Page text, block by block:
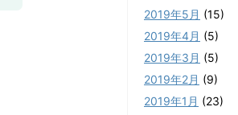
2019年5月 (15)
2019年4月 (5)
2019年3月 (5)
2019年2月 (9)
2019年1月 (23)